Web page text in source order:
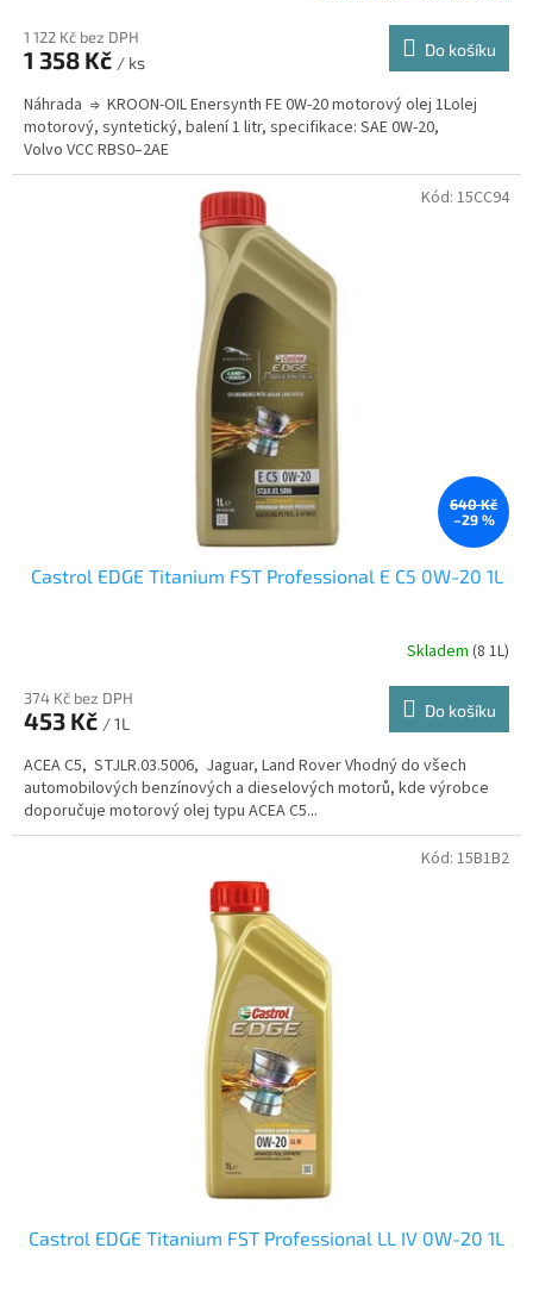
1 122 Kč bez DPH
1 358 Kč / ks
Do košíku
Náhrada ⇒ KROON-OIL Enersynth FE 0W-20 motorový olej 1Lolej
motorový, syntetický, balení 1 litr, specifikace: SAE 0W-20,
Volvo VCC RBS0–2AE
640 Kč
–29 %
Castrol EDGE Titanium FST Professional E C5 0W-20 1L
Skladem (8 1L)
374 Kč bez DPH
453 Kč / 1L
Do košíku
ACEA C5, STJLR.03.5006, Jaguar, Land Rover Vhodný do všech
automobilových benzínových a dieselových motorů, kde výrobce
doporučuje motorový olej typu ACEA C5...
Kód: 15CC94
Castrol EDGE Titanium FST Professional LL IV 0W-20 1L
Kód: 15B1B2